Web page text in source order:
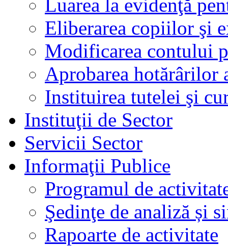
Luarea la evidenţă
Eliberarea copiilor şi
Modificarea contului
Aprobarea hotărârilor
Instituirea tutelei şi
Instituţii de Sector
Servicii Sector
Informaţii Publice
Programul de
Şedinţe de analiză și
Rapoarte de activitate